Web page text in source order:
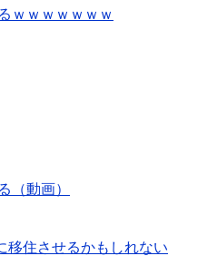
ｗｗｗｗｗｗｗ
（動画）
移住させるかもしれない